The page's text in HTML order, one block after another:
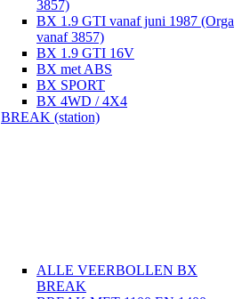
3857)
BX 1.9 GTI vanaf juni 1987 (Orga
vanaf 3857)
BX 1.9 GTI 16V
BX met ABS
BX SPORT
BX 4WD / 4X4
BREAK (station)
ALLE VEERBOLLEN BX
BREAK